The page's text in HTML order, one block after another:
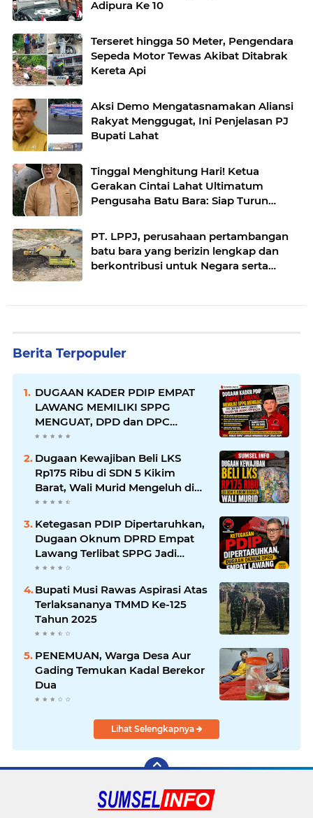
Adipura Ke 10
Terseret hingga 50 Meter, Pengendara
Sepeda Motor Tewas Akibat Ditabrak
Kereta Api
Aksi Demo Mengatasnamakan Aliansi
Rakyat Menggugat, Ini Penjelasan PJ
Bupati Lahat
Tinggal Menghitung Hari! Ketua
Gerakan Cintai Lahat Ultimatum
Pengusaha Batu Bara: Siap Turun
PT. LPPJ, perusahaan pertambangan
batu bara yang berizin lengkap dan
berkontribusi untuk Negara serta
Berita Terpopuler
DUGAAN KADER PDIP EMPAT
LAWANG MEMILIKI SPPG
MENGUAT, DPD dan DPC
EMPAT LAWANG DIDUGA TAK
Dugaan Kewajiban Beli LKS
Rp175 Ribu di SDN 5 Kikim
Barat, Wali Murid Mengeluh di
Tengah Sulitnya Ekonomi
Ketegasan PDIP Dipertaruhkan,
Dugaan Oknum DPRD Empat
Lawang Terlibat SPPG Jadi
Sorotan
Bupati Musi Rawas Aspirasi Atas
Terlaksananya TMMD Ke-125
Tahun 2025
PENEMUAN, Warga Desa Aur
Gading Temukan Kadal Berekor
Dua
Lihat Selengkapnya